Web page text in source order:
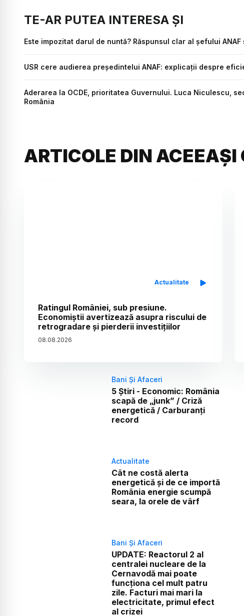
TE-AR PUTEA INTERESA ȘI
Este impozitat darul de nuntă? Răspunsul clar al șefului
USR cere audierea președintelui ANAF: explicații despre
Aderarea la OCDE, prioritatea Guvernului. Luca Niculescu,
România
ARTICOLE DIN ACEEAȘI
Actualitate
Ratingul României, sub presiune.
Economiștii avertizează asupra riscului de
retrogradare și pierderii investițiilor
08.08.2026
Bani Și Afaceri
5 Știri - Economic: România
scapă de „junk” / Criză
energetică / Carburanți
record
Actualitate
Cât ne costă alerta
energetică și de ce importă
România energie scumpă
seara, la orele de vârf
Bani Și Afaceri
UPDATE: Reactorul 2 al
centralei nucleare de la
Cernavodă mai poate
funcționa cel mult patru
zile. Facturi mai mari la
electricitate, primul efect
al crizei